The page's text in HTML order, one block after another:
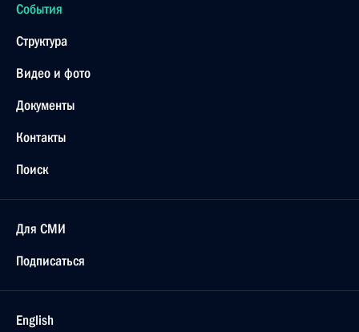
События
Структура
Видео и фото
Документы
Контакты
Поиск
Для СМИ
Подписаться
English